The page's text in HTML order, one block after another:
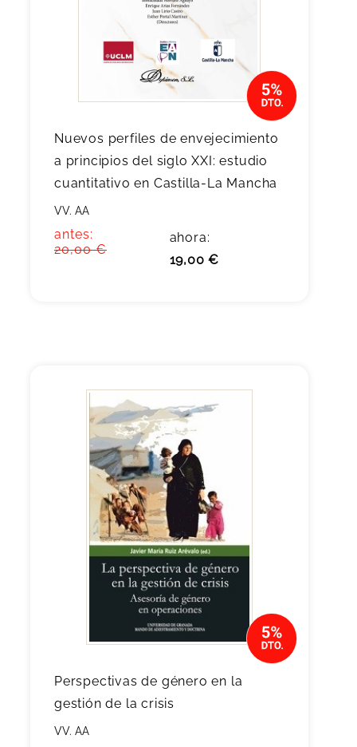
Nuevos perfiles de envejecimiento
a principios del siglo XXI: estudio
cuantitativo en Castilla-La Mancha
VV. AA
antes:
20,00 €
ahora:
19,00 €
Perspectivas de género en la
gestión de la crisis
VV. AA